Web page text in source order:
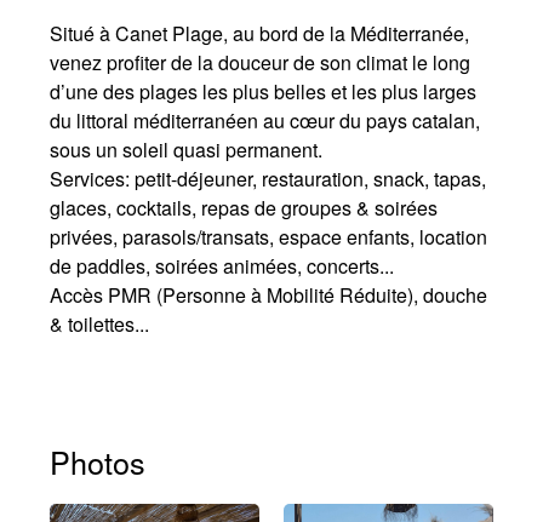
Situé à Canet Plage, au bord de la Méditerranée,
venez profiter de la douceur de son climat le long
d’une des plages les plus belles et les plus larges
du littoral méditerranéen au cœur du pays catalan,
sous un soleil quasi permanent.
Services: petit-déjeuner, restauration, snack, tapas,
glaces, cocktails, repas de groupes & soirées
privées, parasols/transats, espace enfants, location
de paddles, soirées animées, concerts...
Accès PMR (Personne à Mobilité Réduite), douche
& toilettes...
Photos